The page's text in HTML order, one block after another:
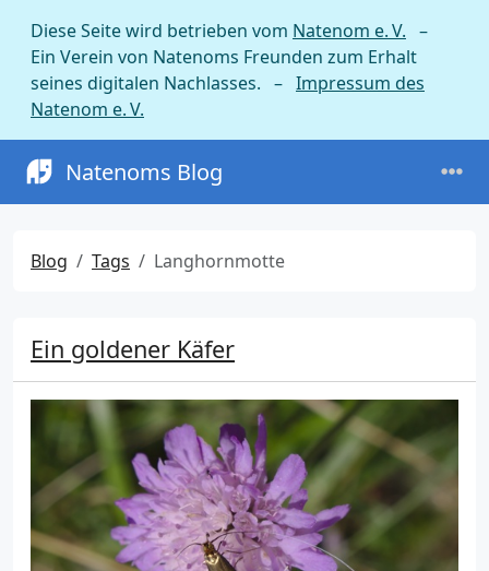
Diese Seite wird betrieben vom Natenom e. V. –
Ein Verein von Natenoms Freunden zum Erhalt
seines digitalen Nachlasses. – Impressum des
Natenom e. V.
Natenoms Blog
Blog Tags Langhornmotte
Ein goldener Käfer